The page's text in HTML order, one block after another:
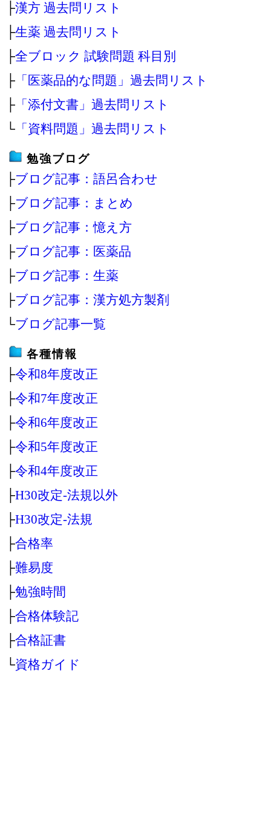
├漢方 過去問リスト
├生薬 過去問リスト
├全ブロック 試験問題 科目別
├ 「医薬品的な問題」過去問リスト
├ 「添付文書」過去問リスト
└ 「資料問題」過去問リスト
勉強ブログ
├ブログ記事：語呂合わせ
├ブログ記事：まとめ
├ブログ記事：憶え方
├ブログ記事：医薬品
├ブログ記事：生薬
├ブログ記事：漢方処方製剤
└ブログ記事一覧
各種情報
├令和8年度改正
├令和7年度改正
├令和6年度改正
├令和5年度改正
├令和4年度改正
├H30改定‐法規以外
├H30改定‐法規
├合格率
├難易度
├勉強時間
├合格体験記
├合格証書
└資格ガイド